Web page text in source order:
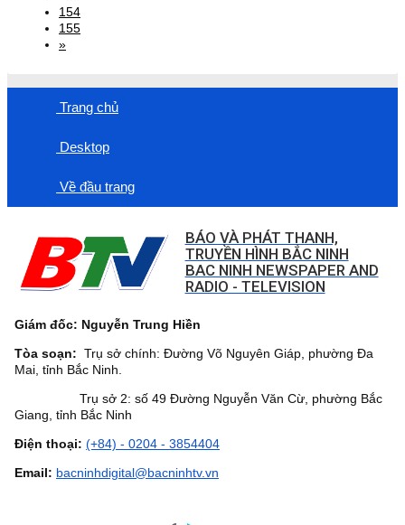
154
155
»
Trang chủ
Desktop
Về đầu trang
BÁO VÀ PHÁT THANH,
TRUYỀN HÌNH BẮC NINH
BAC NINH NEWSPAPER AND
RADIO - TELEVISION
Giám đốc: Nguyễn Trung Hiền
Tòa soạn: Trụ sở chính: Đường Võ Nguyên Giáp, phường Đa
Mai, tỉnh Bắc Ninh.
Trụ sở 2: số 49 Đường Nguyễn Văn Cừ, phường Bắc
Giang, tỉnh Bắc Ninh
Điện thoại: (+84) - 0204 - 3854404
Email: bacninhdigital@bacninhtv.vn